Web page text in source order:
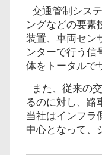
交通管制シス
ングなどの要素
装置、車両セン
ンターで行う信
体をトータルで
また、従来の
るのに対し、路
当社はインフラ
中心となって、